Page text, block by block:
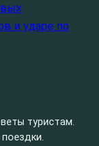
и ударе по
туристам.